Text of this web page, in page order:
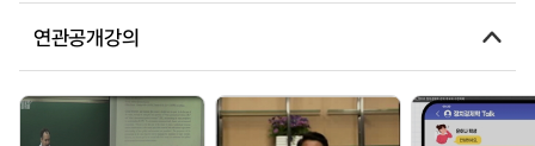
연관공개강의